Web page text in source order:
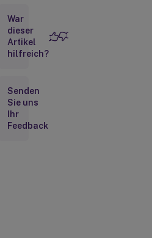
Geschätzte
Codierungsleistung
für Microsoft
Teams
Teams
Hinzufügen
der
War
dieser
Artikel
hilfreich?
Senden
Sie uns
Ihr
Feedback